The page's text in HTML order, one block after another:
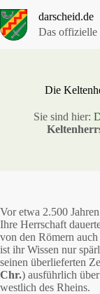
Inhalt
springen
darscheid.de
Das offizielle
Die
Sie sind hier:
Vor etwa 2.500
Ihre Herrschaft
von den Römern
ist ihr Wissen nur
seinen überlieferten
Chr.) ausführlich
westlich des Rheins.